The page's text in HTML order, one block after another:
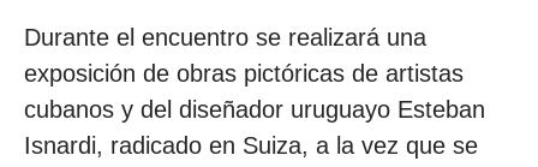
Durante el encuentro se realizará una
exposición de obras pictóricas de artistas
cubanos y del diseñador uruguayo Esteban
Isnardi, radicado en Suiza, a la vez que se